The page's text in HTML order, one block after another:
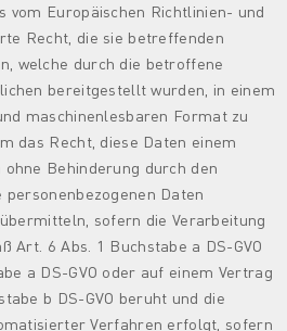
vom Europäischen Richtlinien- und
Recht, die sie betreffenden
welche durch die betroffene
bereitgestellt wurden, in einem
maschinenlesbaren Format zu
das Recht, diese Daten einem
Behinderung durch den
Daten
sofern die Verarbeitung
Art. 6 Abs. 1 Buchstabe a DS-GVO
a DS-GVO oder auf einem Vertrag
b DS-GVO beruht und die
Verfahren erfolgt, sofern